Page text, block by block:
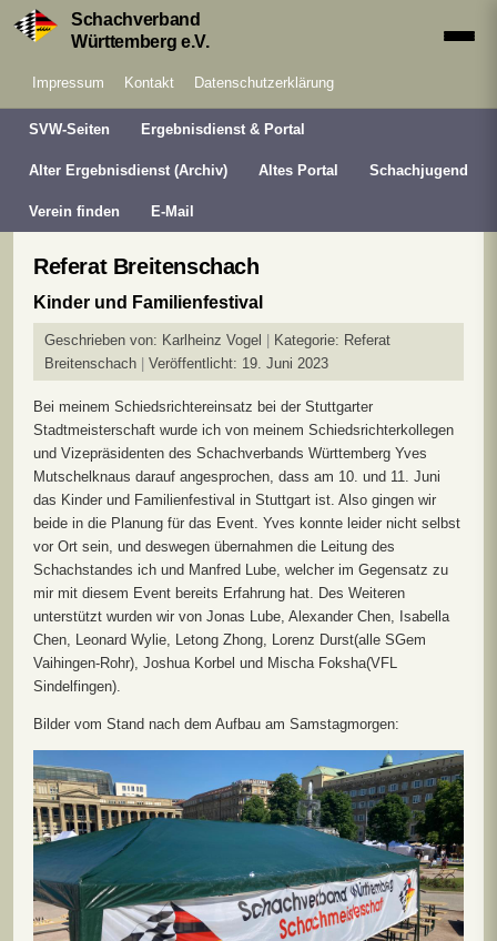
Schachverband
Württemberg e.V.
Impressum Kontakt Datenschutzerklärung
SVW-Seiten Ergebnisdienst & Portal
Alter Ergebnisdienst (Archiv) Altes Portal Schachjugend
Verein finden E-Mail
Referat Breitenschach
Kinder und Familienfestival
Geschrieben von: Karlheinz Vogel Kategorie: Referat
Breitenschach
Veröffentlicht: 19. Juni 2023
Bei meinem Schiedsrichtereinsatz bei der Stuttgarter
Stadtmeisterschaft wurde ich von meinem Schiedsrichterkollegen
und Vizepräsidenten des Schachverbands Württemberg Yves
Mutschelknaus darauf angesprochen, dass am 10. und 11. Juni
das Kinder und Familienfestival in Stuttgart ist. Also gingen wir
beide in die Planung für das Event. Yves konnte leider nicht selbst
vor Ort sein, und deswegen übernahmen die Leitung des
Schachstandes ich und Manfred Lube, welcher im Gegensatz zu
mir mit diesem Event bereits Erfahrung hat. Des Weiteren
unterstützt wurden wir von Jonas Lube, Alexander Chen, Isabella
Chen, Leonard Wylie, Letong Zhong, Lorenz Durst(alle SGem
Vaihingen-Rohr), Joshua Korbel und Mischa Foksha(VFL
Sindelfingen).
Bilder vom Stand nach dem Aufbau am Samstagmorgen: